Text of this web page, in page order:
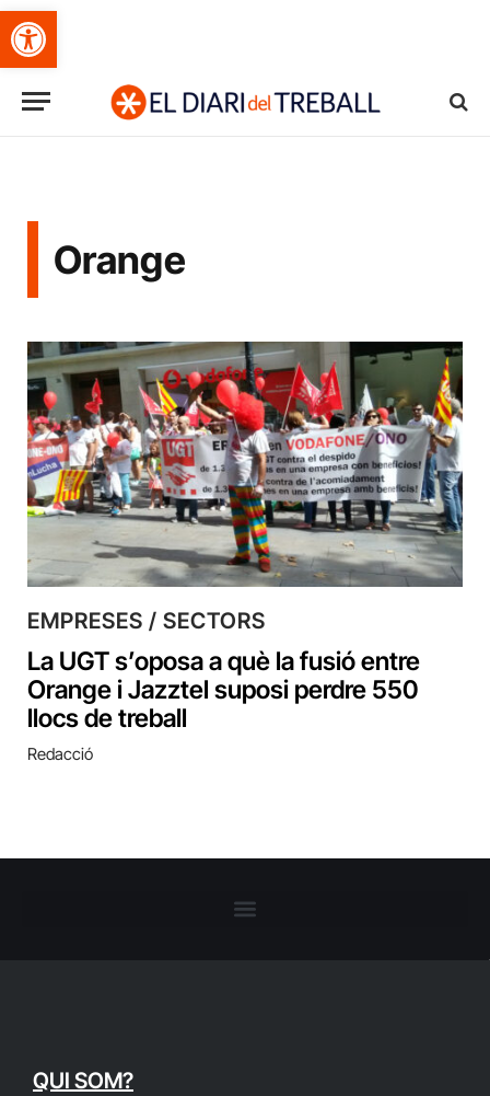
Obre la barra d'eines
Orange
EMPRESES / SECTORS
La UGT s’oposa a què la fusió entre
Orange i Jazztel suposi perdre 550
llocs de treball
Redacció
QUI SOM?